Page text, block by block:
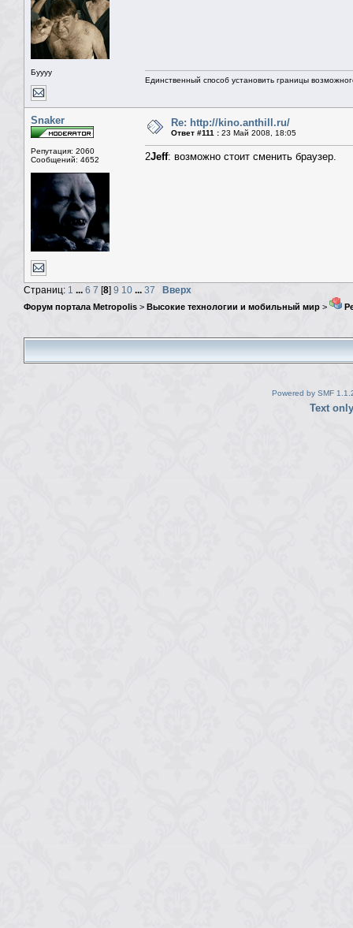
Буууу
Единственный способ установить границы
Snaker
Репутация: 2060
Сообщений: 4652
Re: http://kino.anthill.ru/
Ответ #111 : 23 Май 2008, 18:05
2Jeff: возможно стоит сменить браузер.
Страниц: 1 ... 6 7 [8] 9 10 ... 37 Вверх
Форум портала Metropolis > Высокие технологии и мобильный мир >
Powered by SMF
Text